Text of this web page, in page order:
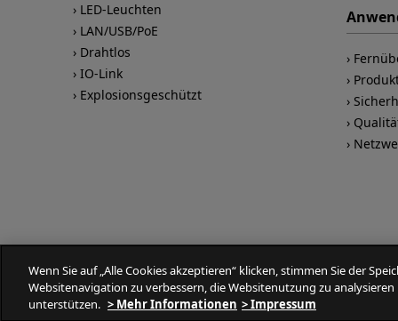
LED-Leuchten
LAN/USB/PoE
Drahtlos
IO-Link
Explosionsgeschützt
Wenn Sie auf „Alle Cookies akzeptieren“ klicken, stimmen Sie der
Websitenavigation zu verbessern, die Websitenutzung zu
unterstützen. > Mehr Informationen > Impressum